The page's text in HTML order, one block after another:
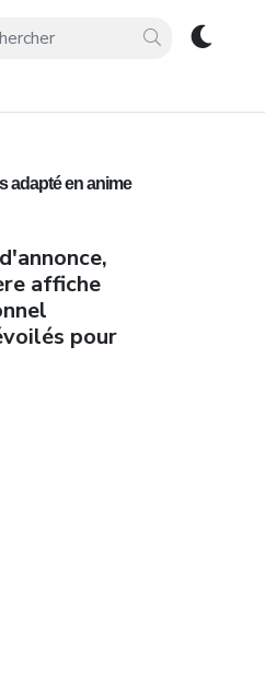
adapté en anime
affiche
pour